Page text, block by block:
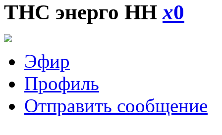
ТНС энерго ННx0
Эфир
Профиль
Отправить сообщение